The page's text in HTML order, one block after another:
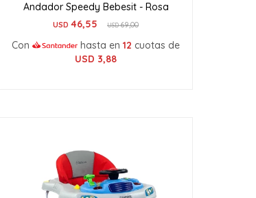
Andador Speedy Bebesit - Rosa
USD 46,55 USD69,00
Con hasta en12 cuotas de
USD 3,88